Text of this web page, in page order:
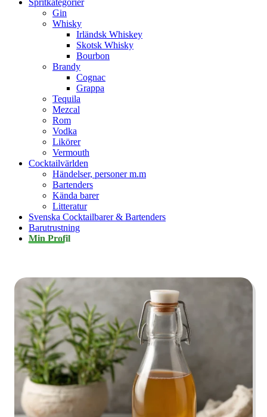
Gin
Whisky
Irländsk Whiskey
Skotsk Whisky
Bourbon
Brandy
Cognac
Grappa
Tequila
Mezcal
Rom
Vodka
Likörer
Vermouth
Cocktailvärlden
Händelser, personer m.m
Bartenders
Kända barer
Litteratur
Svenska Cocktailbarer & Bartenders
Barutrustning
Min Profil